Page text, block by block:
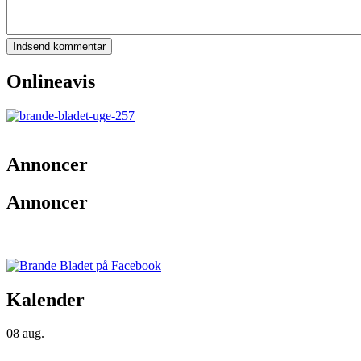
Onlineavis
Annoncer
Annoncer
Kalender
08 aug.